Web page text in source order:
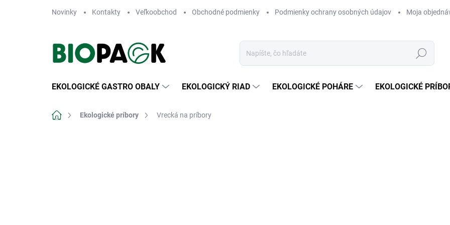
Novinky Kontakty Veľkoobchod Obchodné podmienky Podmienky ochrany osobných údajov Moja
Hľadať
EKOLOGICKÉ GASTRO OBALY EKOLOGICKÝ RIAD EKOLOGICKÉ POHÁRE EKOLOGICKÉ
DomovEkologické príbory Vrecká na príbory